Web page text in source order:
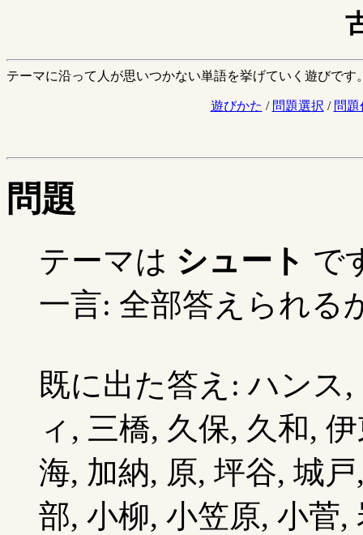
テーマに沿って人が思いつかない単語を挙げていく遊びです
遊びかた / 問題選択 / 問題
問題
テーマは シュート で
一言: 全部答えられる
既に出た答え: ハンス
ィ, 三橋, 久保, 久和,
海, 加納, 原, 坪谷, 城
部, 小柳, 小笠原, 小菅,